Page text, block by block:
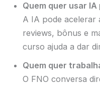
Quem quer usar
A IA pode acelerar
reviews, bônus e
curso ajuda a dar
Quem quer
O FNO conversa